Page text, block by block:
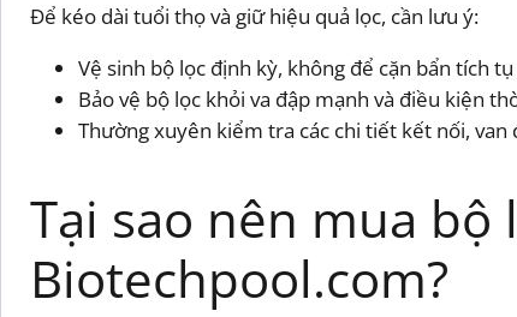
Để kéo dài tuổi thọ và giữ hiệu quả lọc, cần lưu ý:
Vệ sinh bộ lọc định kỳ, không để cặn bẩn tích
Bảo vệ bộ lọc khỏi va đập mạnh và điều kiện
Thường xuyên kiểm tra các chi tiết kết nối,
Tại sao nên mua bộ
Biotechpool.com?